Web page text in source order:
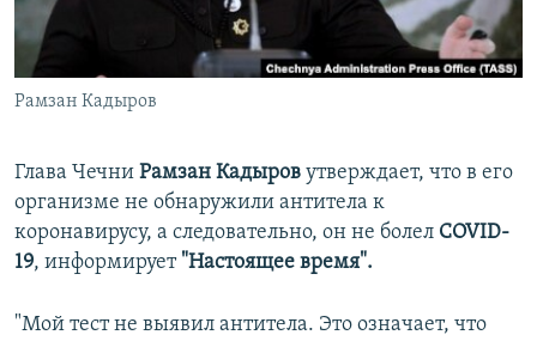
ПОБЕДИТЕЛЕЙ НЕ СУДЯТ?
КРЫМ.НЕПОКОРЕННЫЙ
ELIFBE
ПРИСОЕДИНЯЙТЕСЬ!
Все сайты RFE/RL
Рамзан Кадыров
Глава Чечни Рамзан Кадыров утверждает, что в его
организме не обнаружили антитела к
коронавирусу, а следовательно, он не болел COVID-
19, информирует "Настоящее время".
"Мой тест не выявил антитела. Это означает, что